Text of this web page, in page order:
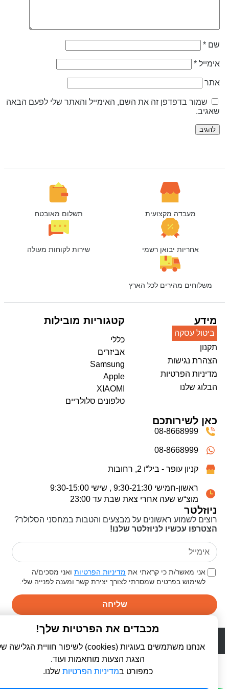
*
*
שמור בדפדפן זה את השם, האימייל והאתר שלי לפעם הבאה
מעבדה מקצועית תשלום מאובטח
אחריות יבואן רשמי שירות לקוחות מעולה
משלוחים מהירים לכל הארץ
ניוזלטר
רוצים לשמוע ראשונים על מבצעים והטבות במחסני הסלולר?
הצטרפו עכשיו לניוזלטר שלנו!
אני מאשר/ת כי קראתי אתמדיניות הפרטיותואני מסכים/ה
לשימוש בפרטים שמסרתי לצורך יצירת קשר ומענה לפנייה שלי.
שליחה
מידע
ביטול עסקה
תקנון
הצהרת נגישות
מדיניות הפרטיות
הבלוג שלנו
קטגוריות מובילות
כללי
אביזרים
Samsung
Apple
XIAOMI
טלפונים סלולריים
כאן לשירותכם
08-8668999
08-8668999
קניון עופר - ביל“ו 2, רחובות
ראשון-חמישי 9:30-21:30 , שישי 9:30-15:00
מוצ“ש שעה אחרי צאת שבת עד 23:00
WebDigital | וובדיגיטל - עיצוב ובניית אתרים
מכבדים את הפרטיות שלך!
אנחנו משתמשים בעוגיות (cookies) לשיפור חוויית הגלישה שלך,
הצגת הצעות מותאמות ועוד.
כמפורט במדיניות הפרטיותשלנו.